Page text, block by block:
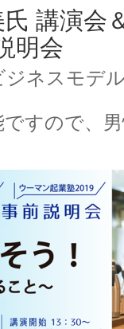
講演会
明会
ネスモデ
すので、